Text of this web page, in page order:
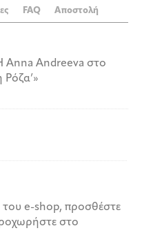
FAQ Αποστολή
Anna Andreeva στο
Ρόζα’»
του e-shop, προσθέστε
στο